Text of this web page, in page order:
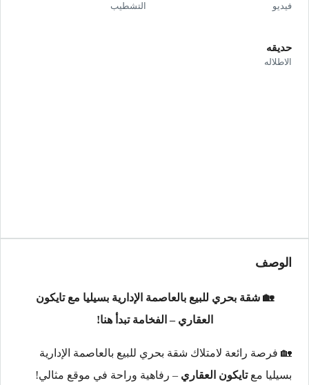
فيديو التشطيب
حديقه
الاطلاله
الوصف
🏡 شقة بحري للبيع بالعاصمة الإدارية بسيليا مع تايكون
العقاري – الفخامة تبدأ هنا!
🏡 فرصة رائعة لامتلاك شقة بحري للبيع بالعاصمة الإدارية
بسيليا مع تايكون العقاري – رفاهية وراحة في موقع مثالي!